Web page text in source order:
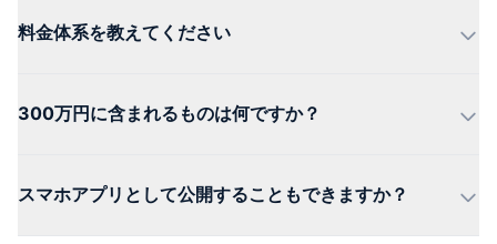
料金体系を教えてください
300万円に含まれるものは何ですか？
スマホアプリとして公開することもできますか？